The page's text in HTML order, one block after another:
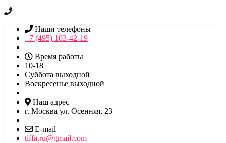
Наши телефоны
+7 (495) 103-42-19
Время работы
10-18
Суббота выходной
Воскресенье выходной
Наш адрес
г. Москва ул. Осенняя, 23
E-mail
tiffa.ru@gmail.com